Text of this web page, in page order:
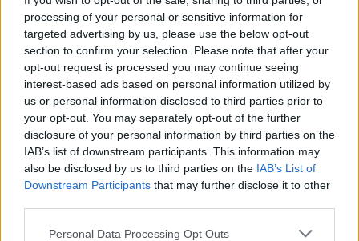
processing of your personal or sensitive information for
targeted advertising by us, please use the below opt-out
section to confirm your selection. Please note that after your
opt-out request is processed you may continue seeing
interest-based ads based on personal information utilized by
us or personal information disclosed to third parties prior to
your opt-out. You may separately opt-out of the further
disclosure of your personal information by third parties on the
IAB’s list of downstream participants. This information may
also be disclosed by us to third parties on the IAB’s List of
Downstream Participants that may further disclose it to other
Please note that this website/app uses one or more Google
Personal Data Processing Opt Outs
Gyermekei és családi élete
Szellő István négy gyermek édesapja. Első
feleségétől, Etter Dalmától született legidősebb fia,
András, második, Kiss Mónika fogorvossal kötött
házasságábólÁdám. 2009-ben születettek meg
ikergyermekei: Manna és Alen. Bár magánéletét
igyekszik távol tartani a nyilvánosságtól, időnként
megoszt néhány pillanatot családi életéből.